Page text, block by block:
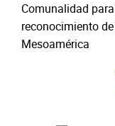
Comunalidad
reconocimiento
Mesoamérica